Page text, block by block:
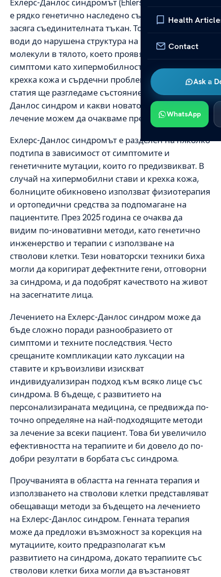
Health
Contact
Ask a
WhatsApp
Ехлерс-Данлос синдромът (Ehlers-Danlos Syndrome)
е рядко генетично наследено състояние, което
засяга съединителната тъкан. Това нарушение
води до нарушена структура на колагеновите
молекули в тялото, което проявява различни
симптоми като хипермобилност на ставите,
крехка кожа и сърдечни проблеми. В настоящата
статия ще разгледаме състоянието Ехлерс-
Данлос синдром и какви новаторски методи за
лечение можем да очакваме през 2025 година.
Ехлерс-Данлос синдромът е разделен на няколко
подтипа в зависимост от симптомите и
генетичните мутации, които го предизвикват. В
случай на хипермобилни стави и крехка кожа,
болниците обикновено използват физиотерапия
и ортопедични средства за подпомагане на
пациентите. През 2025 година се очаква да
видим по-иновативни методи, като генетично
инженерство и терапии с използване на
стволови клетки. Тези новаторски техники биха
могли да коригират дефектните гени, отговорни
за синдрома, и да подобрят качеството на живот
на засегнатите лица.
Лечението на Ехлерс-Данлос синдром може да
бъде сложно поради разнообразието от
симптоми и техните последствия. Често
срещаните компликации като луксации на
ставите и кръвоизливи изискват
индивидуализиран подход към всяко лице със
синдрома. В бъдеще, с развитието на
персонализираната медицина, се предвижда по-
точно определяне на най-подходящите методи
за лечение за всеки пациент. Това би увеличило
ефективността на терапиите и би довело до по-
добри резултати в борбата със синдрома.
Проучванията в областта на генната терапия и
използването на стволови клетки представляват
обещаващи методи за бъдещето на лечението
на Ехлерс-Данлос синдром. Генната терапия
може да предложи възможност за корекция на
мутациите, които предразполагат към
развитието на синдрома, докато терапиите със
стволови клетки биха могли да възстановят